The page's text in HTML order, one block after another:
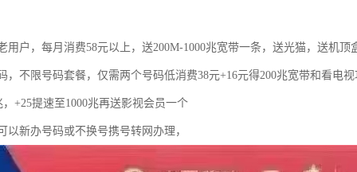
用户，每月消费58元以上，送200M-1000兆宽带一条，送光猫，送机顶
，不限号码套餐，仅需两个号码低消费38元+16元得200兆宽带和看电
，+25提速至1000兆再送影视会员一个
以新办号码或不换号携号转网办理，